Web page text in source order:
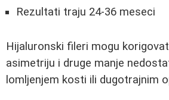
Rezultati traju 24-36 meseci
Hijaluronski fileri mogu
asimetriju i druge manje
lomljenjem kosti ili dugotrajnim